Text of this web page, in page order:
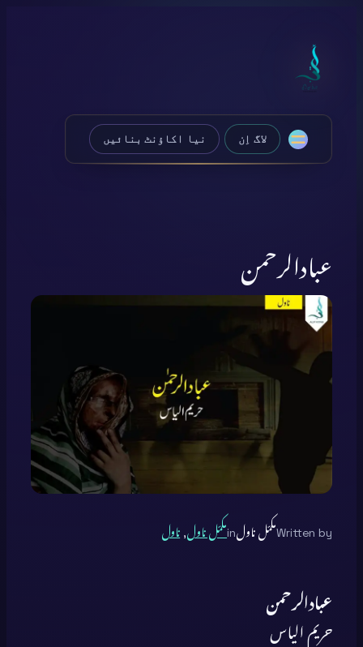
content
لاگ اِن نیا اکاؤنٹ بنائیں
عبادالرحمن
Written byمکمّل ناولinمکمّل ناول, ناول
عبادالرحمن
حریم الیاس